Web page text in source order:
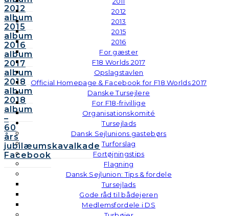
2012
2013
2015
2016
For gæster
F18 Worlds 2017
Opslagstavlen
Official Homepage & Facebook for F18 Worlds 2017
Danske Tursejlere
For F18-frivillige
Organisationskomité
Tursejlads
Dansk Sejlunions gastebørs
Turforslag
Fortøjningstips
Flagning
Dansk Sejlunion: Tips & fordele
Tursejlads
Gode råd til bådejeren
Medlemsfordele i DS
2012
album
2015
album
2016
album
2017
album
2018
album
2018
album
–
60
års
jubilæumskavalkade
Facebook